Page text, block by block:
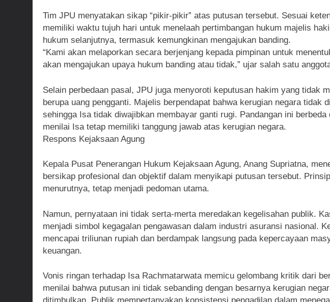
Tim JPU menyatakan sikap “pikir-pikir” atas putusan tersebut. Sesuai
memiliki waktu tujuh hari untuk menelaah pertimbangan hukum majelis
hukum selanjutnya, termasuk kemungkinan mengajukan banding.
“Kami akan melaporkan secara berjenjang kepada pimpinan untuk
akan mengajukan upaya hukum banding atau tidak,” ujar salah satu
Selain perbedaan pasal, JPU juga menyoroti keputusan hakim yang tidak
berupa uang pengganti. Majelis berpendapat bahwa kerugian negara tidak
sehingga Isa tidak diwajibkan membayar ganti rugi. Pandangan ini
menilai Isa tetap memiliki tanggung jawab atas kerugian negara.
Respons Kejaksaan Agung
Kepala Pusat Penerangan Hukum Kejaksaan Agung, Anang Supriatna,
bersikap profesional dan objektif dalam menyikapi putusan tersebut.
menurutnya, tetap menjadi pedoman utama.
Namun, pernyataan ini tidak serta-merta meredakan kegelisahan publik.
menjadi simbol kegagalan pengawasan dalam industri asuransi nasional.
mencapai triliunan rupiah dan berdampak langsung pada kepercayaan
keuangan.
Vonis ringan terhadap Isa Rachmatarwata memicu gelombang kritik dari
menilai bahwa putusan ini tidak sebanding dengan besarnya kerugian